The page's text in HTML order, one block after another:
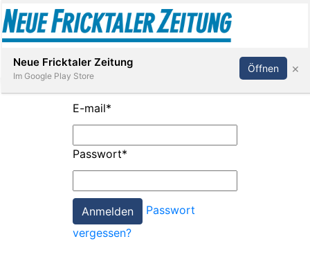
Abonnieren Anmelden
E-mail*
Passwort*
Passwort
vergessen?
Neue Fricktaler Zeitung
Im Google Play Store
Öffnen ×